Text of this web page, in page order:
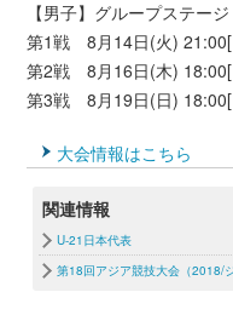
【男子】グループステージ
第1戦 8月14日(火) 21:00[
第2戦 8月16日(木) 18:00[
第3戦 8月19日(日) 18:00[
大会情報はこちら
関連情報
U-21日本代表
第18回アジア競技大会（2018/